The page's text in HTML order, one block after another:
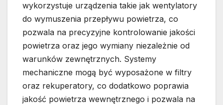
wykorzystuje urządzenia takie jak wentylatory
do wymuszenia przepływu powietrza, co
pozwala na precyzyjne kontrolowanie jakości
powietrza oraz jego wymiany niezależnie od
warunków zewnętrznych. Systemy
mechaniczne mogą być wyposażone w filtry
oraz rekuperatory, co dodatkowo poprawia
jakość powietrza wewnętrznego i pozwala na